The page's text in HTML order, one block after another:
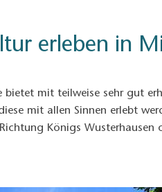
erleben in
bietet mit teilweise sehr gut
mit allen Sinnen erlebt
Königs Wusterhausen